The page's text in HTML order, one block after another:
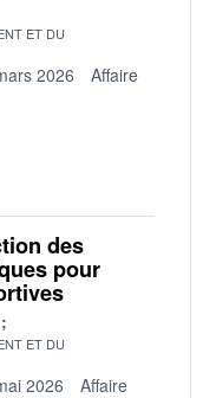
ET DU
2026
Affaire
des
pour
ET DU
2026
Affaire